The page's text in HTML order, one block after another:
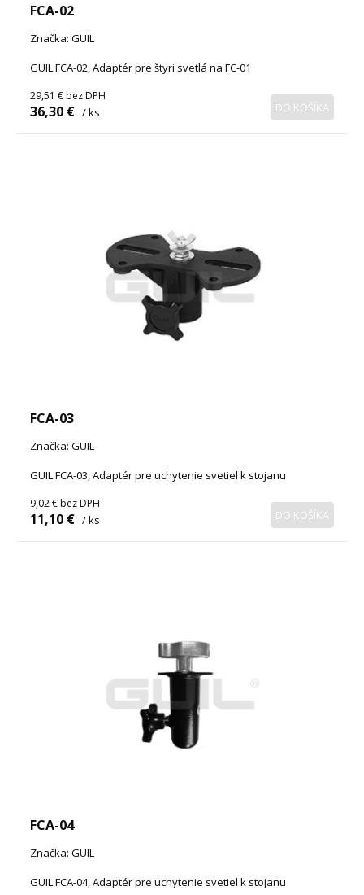
FCA-02
Značka: GUIL
GUIL FCA-02, Adaptér pre štyri svetlá na FC-01
29,51 € bez DPH
36,30 € / ks DO KOŠÍKA
FCA-03
Značka: GUIL
GUIL FCA-03, Adaptér pre uchytenie svetiel k stojanu
9,02 € bez DPH
11,10 € / ks DO KOŠÍKA
FCA-04
Značka: GUIL
GUIL FCA-04, Adaptér pre uchytenie svetiel k stojanu